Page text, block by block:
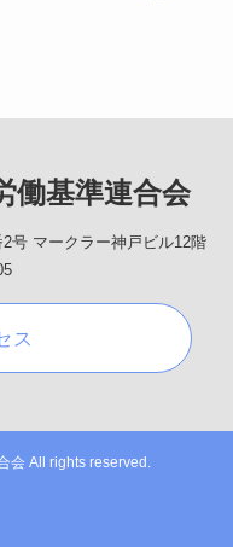
働基準連合会
号 マークラー神戸ビル12階
ス
会 All rights reserved.